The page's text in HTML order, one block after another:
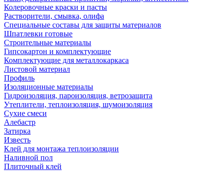
Колеровочные краски и пасты
Растворители, смывка, олифа
Специальные составы для защиты материалов
Шпатлевки готовые
Строительные материалы
Гипсокартон и комплектующие
Комплектующие для металлокаркаса
Листовой материал
Профиль
Изоляционные материалы
Гидроизоляция, пароизоляция, ветрозащита
Утеплители, теплоизоляция, шумоизоляция
Сухие смеси
Алебастр
Затирка
Известь
Клей для монтажа теплоизоляции
Наливной пол
Плиточный клей